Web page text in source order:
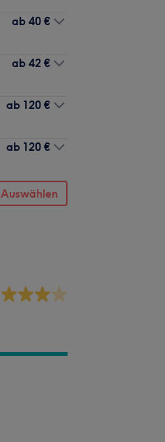
ab 40 €
ab 42 €
ab 120 €
ab 120 €
Auswählen